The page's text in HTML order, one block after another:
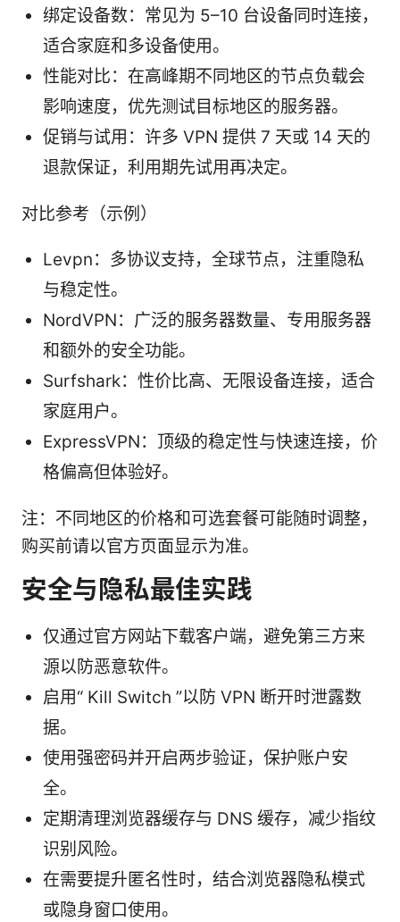
绑定设备数：常见为 5–10 台设备同时连接，
适合家庭和多设备使用。
性能对比：在高峰期不同地区的节点负载会
影响速度，优先测试目标地区的服务器。
促销与试用：许多 VPN 提供 7 天或 14 天的
退款保证，利用期先试用再决定。
对比参考（示例）
Levpn：多协议支持，全球节点，注重隐私
与稳定性。
NordVPN：广泛的服务器数量、专用服务器
和额外的安全功能。
Surfshark：性价比高、无限设备连接，适合
家庭用户。
ExpressVPN：顶级的稳定性与快速连接，价
格偏高但体验好。
注：不同地区的价格和可选套餐可能随时调整，
购买前请以官方页面显示为准。
安全与隐私最佳实践
仅通过官方网站下载客户端，避免第三方来
源以防恶意软件。
启用“ Kill Switch ”以防 VPN 断开时泄露数
据。
使用强密码并开启两步验证，保护账户安
全。
定期清理浏览器缓存与 DNS 缓存，减少指纹
识别风险。
在需要提升匿名性时，结合浏览器隐私模式
或隐身窗口使用。